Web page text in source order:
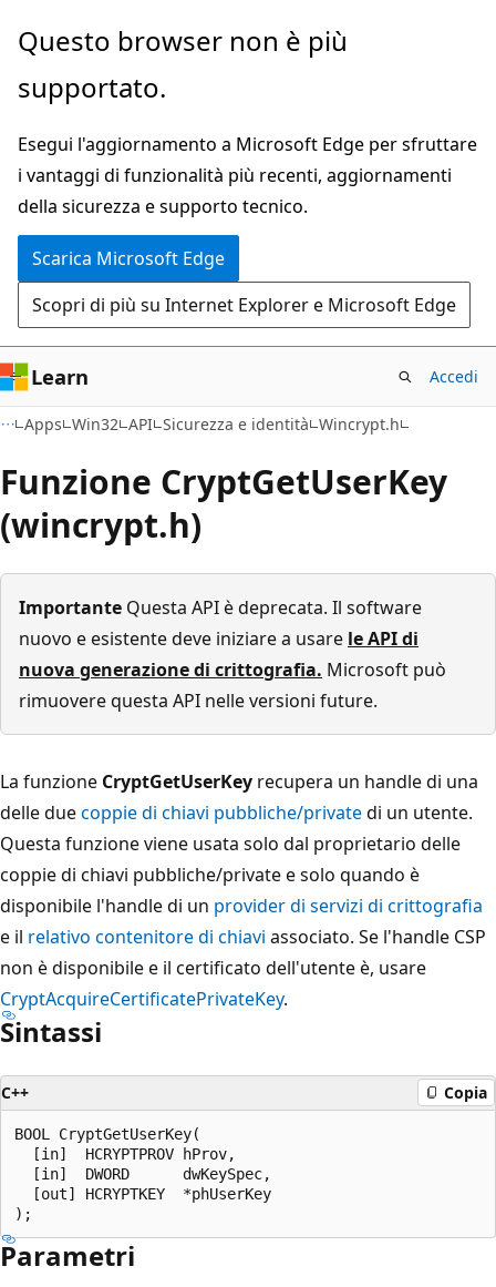
Ignora
passa
contenuto
principale
Questo browser non è più
supportato.
Esegui l'aggiornamento a Microsoft Edge per sfruttare
i vantaggi di funzionalità più recenti, aggiornamenti
della sicurezza e supporto tecnico.
Scarica Microsoft Edge
Scopri di più su Internet Explorer e Microsoft Edge
Learn Accedi
Apps Win32 API Sicurezza e identità Wincrypt.h
Funzione CryptGetUserKey
(wincrypt.h)
Importante Questa API è deprecata. Il software
nuovo e esistente deve iniziare a usare le API di
nuova generazione di crittografia. Microsoft può
rimuovere questa API nelle versioni future.
La funzione CryptGetUserKey recupera un handle di una
delle duecoppie di chiavi pubbliche/privatedi un utente.
Questa funzione viene usata solo dal proprietario delle
coppie di chiavi pubbliche/private e solo quando è
disponibile l'handle di un provider di servizi di crittografia
e il relativo contenitore di chiavi associato. Se l'handle CSP
non è disponibile e il certificato dell'utente è, usare
CryptAcquireCertificatePrivateKey.
Sintassi
C++ Copia
BOOL CryptGetUserKey(
  [in]  HCRYPTPROV hProv,
  [in]  DWORD      dwKeySpec,
  [out] HCRYPTKEY  *phUserKey
Parametri